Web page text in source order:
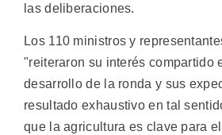
las deliberaciones.
Los 110 ministros y
"reiteraron su interés compartido
desarrollo de la ronda y sus
resultado exhaustivo en tal
que la agricultura es clave para